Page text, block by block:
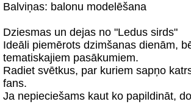
Balviņas: balonu modelēšana
Dziesmas un dejas no "Ledus sirds"
Ideāli piemērots dzimšanas dienām,
tematiskajiem pasākumiem.
Radiet svētkus, par kuriem sapņo
fans.
Ja nepieciešams kaut ko papildināt,